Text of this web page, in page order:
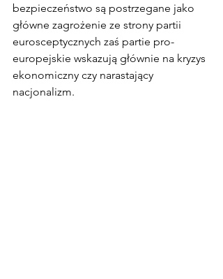
bezpieczeństwo są postrzegane jako
główne zagrożenie ze strony partii
eurosceptycznych zaś partie pro-
europejskie wskazują głównie na kryzys
ekonomiczny czy narastający
nacjonalizm.